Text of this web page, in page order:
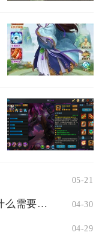
05-21
少年三国志2主角时装选择时有什么需要注意的 04-30
04-29